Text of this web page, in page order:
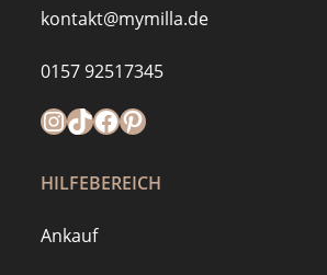
kontakt@mymilla.de
0157 92517345
Instagram
https://www.tiktok.com/@mymilla.de
Facebook
Pinterest
HILFEBEREICH
Ankauf